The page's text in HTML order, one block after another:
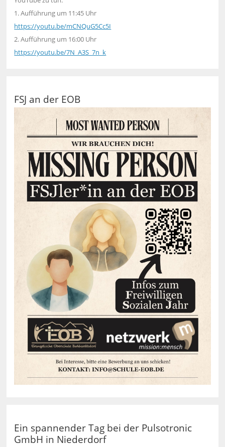
1. Aufführung um 11:45 Uhr
https://youtu.be/mCNQuG5Cc5I
2. Aufführung um 16:00 Uhr
https://youtu.be/7N_A3S_7n_k
FSJ an der EOB
Ein spannender Tag bei der Pulsotronic
GmbH in Niederdorf